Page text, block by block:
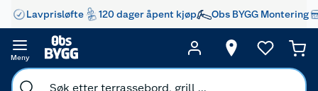
Lavprisløfte 120 dager åpent kjøp Obs BYGG Montering
Meny